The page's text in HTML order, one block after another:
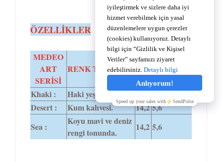
TEMEL
ÖZELLİKLER
MEDEO
ART
SERİSİ
RENK TONU DİA
PUPİL
BOŞLUĞU
Khaki :
Haki yeşil. 14,2 5,6
Desert :
Kum kahvesi. 14,2 5,6
Sea :
Koyu mavi ve deniz
rengi tonunda.
14,2 5,6